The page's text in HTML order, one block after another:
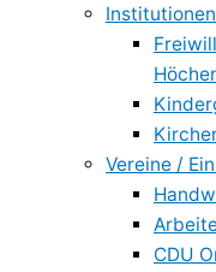
Institutionen
Vereine /
CDU